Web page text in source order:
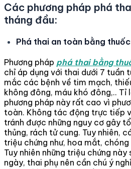
Các phương pháp phá
tháng đầu:
Phá thai an toàn bằng thuốc
Phương pháp phá thai bằng
chỉ áp dụng với thai dưới 7 tuần
mắc các bệnh về tim mạch,
không đông, máu khó đông,.. Tỉ
phương pháp này rất cao vì
toàn. Không tác động trực tiếp
tránh được những nguy cơ gây
thủng, rách tử cung. Tuy nhiên,
triệu chứng như, hoa mắt,
Tuy nhiên những triệu chứng này
ngày, thai phụ nên cần chú ý